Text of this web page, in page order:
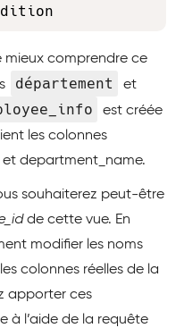
mieux comprendre ce
département et
est créée
les colonnes
department_name.
souhaiterez peut-être
de cette vue. En
modifier les noms
colonnes réelles de la
apporter ces
à l’aide de la requête